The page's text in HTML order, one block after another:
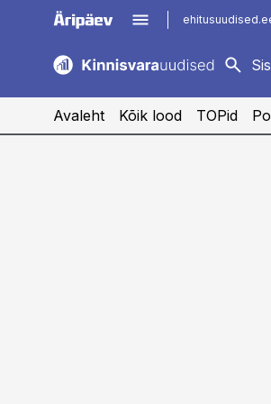
kaubandus.ee
logistikauudised.ee
Avaleht Kõik lood TOPid